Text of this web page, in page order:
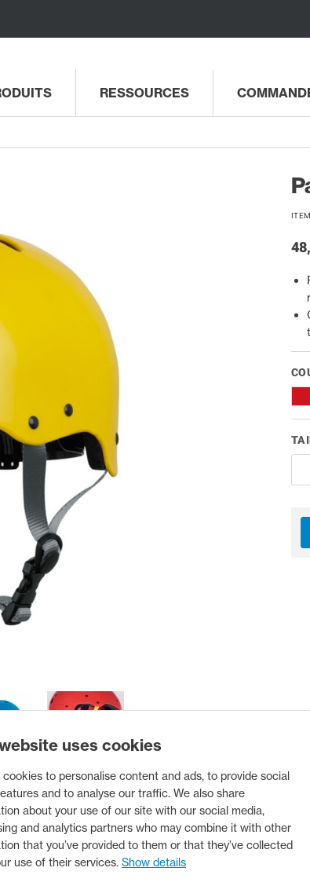
uses cookies
cookies to personalise content and ads, to provide social
and to analyse our traffic. We also share
about your use of our site with our social media,
and analytics partners who may combine it with other
that you’ve provided to them or that they’ve collected
use of their services. Show details
RESSOURCES
à profil bas,
PRODUCT DETAILS RESOURCES